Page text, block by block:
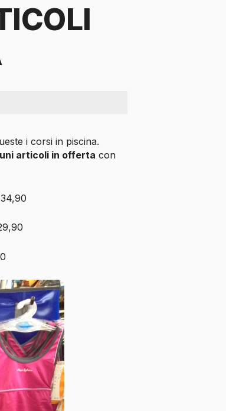
i corsi in piscina.
articoli in offerta con